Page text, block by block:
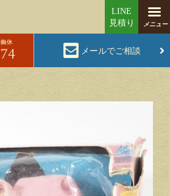
メールでご相談